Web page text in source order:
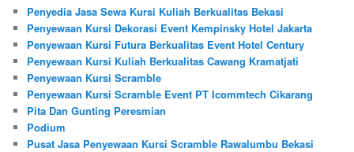
Penyedia Jasa Sewa Kursi Kuliah Berkualitas Bekasi
Penyewaan Kursi Dekorasi Event Kempinsky Hotel Jakarta
Penyewaan Kursi Futura Berkualitas Event Hotel Century
Penyewaan Kursi Kuliah Berkualitas Cawang Kramatjati
Penyewaan Kursi Scramble
Penyewaan Kursi Scramble Event PT Icommtech Cikarang
Pita Dan Gunting Peresmian
Podium
Pusat Jasa Penyewaan Kursi Scramble Rawalumbu Bekasi